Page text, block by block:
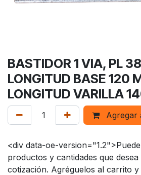
BASTIDOR 1 VIA, PL
LONGITUD BASE 120
LONGITUD VARILLA
Agregar
<div data-oe-
productos y cantidades que
cotización. Agréguelos al carrito